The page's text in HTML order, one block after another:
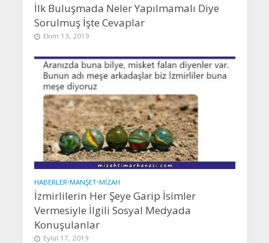
İlk Buluşmada Neler Yapılmamalı Diye
Sorulmuş İşte Cevaplar
Ekim 13, 2019
HABERLER•MANŞET•MIZAH
İzmirlilerin Her Şeye Garip İsimler
Vermesiyle İlgili Sosyal Medyada
Konuşulanlar
Eylül 17, 2019